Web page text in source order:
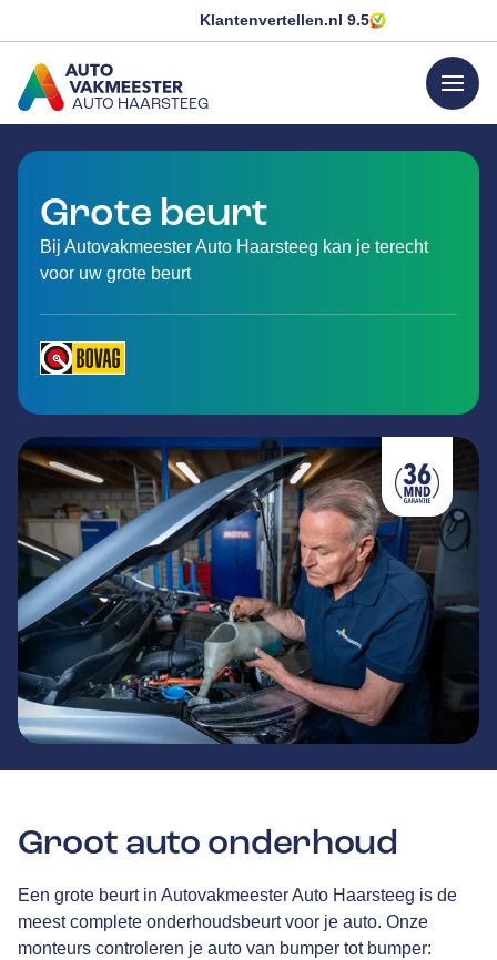
Klantenvertellen.nl 9.5
AUTO HAARSTEEG
GA NAAR DE HOMEPAGINA
menu
Grote beurt
Bij Autovakmeester Auto Haarsteeg kan je terecht
voor uw grote beurt
Groot auto onderhoud
Een grote beurt in Autovakmeester Auto Haarsteeg is de
meest complete onderhoudsbeurt voor je auto. Onze
monteurs controleren je auto van bumper tot bumper: